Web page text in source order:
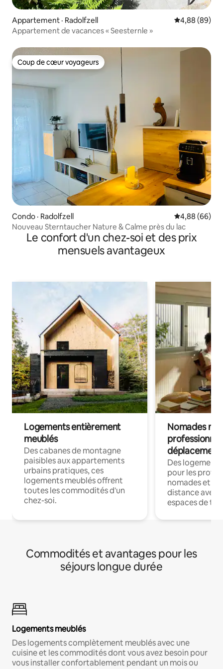
Appartement · Radolfzell Note
4,88 (89)
Appartement de vacances « Seesternle »
Coup de cœur voyageurs
Coup de cœur voyageurs
Condo · Radolfzell Note
4,88 (66)
Nouveau Sterntaucher Nature & Calme près du lac
Le confort d'un chez-soi et des prix
mensuels avantageux
Logements entièrement
meublés
Des cabanes de montagne
paisibles aux appartements
urbains pratiques, ces
logements meublés offrent
toutes les commodités d'un
chez-soi.
Nomades
déplacement
Des
pour les
nomades et
distance avec
espaces de
Commodités et avantages pour les
séjours longue durée
Logements meublés
Des logements complètement meublés avec une
cuisine et les commodités dont vous avez besoin pour
vous installer confortablement pendant un mois ou